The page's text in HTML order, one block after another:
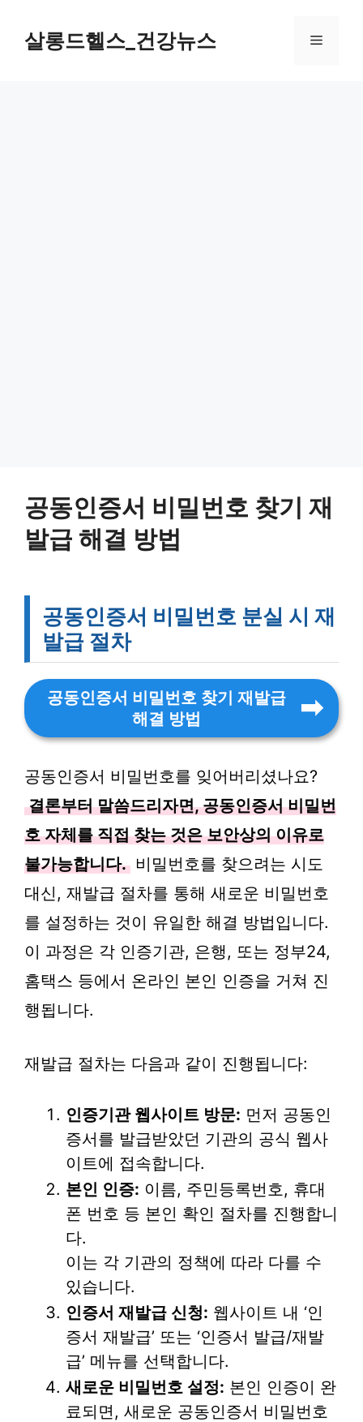
살롱드헬스_건강뉴스 메
공동인증서 비밀번호 찾기 재
발급 해결 방법
공동인증서 비밀번호 분실 시 재
발급 절차
공동인증서 비밀번호 찾기 재발급
해결 방법
공동인증서 비밀번호를 잊어버리셨나요?
결론부터 말씀드리자면, 공동인증서 비밀번
호 자체를 직접 찾는 것은 보안상의 이유로
불가능합니다. 비밀번호를 찾으려는 시도
대신, 재발급 절차를 통해 새로운 비밀번호
를 설정하는 것이 유일한 해결 방법입니다.
이 과정은 각 인증기관, 은행, 또는 정부24,
홈택스 등에서 온라인 본인 인증을 거쳐 진
행됩니다.
재발급 절차는 다음과 같이 진행됩니다:
인증기관 웹사이트 방문: 먼저 공동인
증서를 발급받았던 기관의 공식 웹사
이트에 접속합니다.
본인 인증: 이름, 주민등록번호, 휴대
폰 번호 등 본인 확인 절차를 진행합니
다.
이는 각 기관의 정책에 따라 다를 수
있습니다.
인증서 재발급 신청: 웹사이트 내 ‘인
증서 재발급’ 또는 ‘인증서 발급/재발
급’ 메뉴를 선택합니다.
새로운 비밀번호 설정: 본인 인증이 완
료되면, 새로운 공동인증서 비밀번호